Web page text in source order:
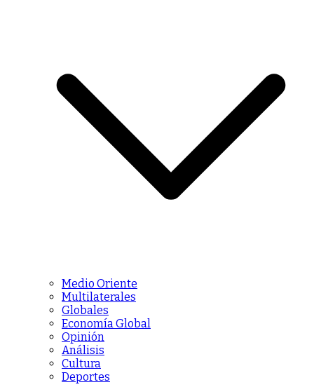
Medio Oriente
Multilaterales
Globales
Economía Global
Opinión
Análisis
Cultura
Deportes